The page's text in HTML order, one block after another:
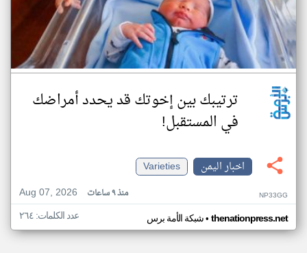
ترتيبك بين إخوتك قد يحدد أمراضك
في المستقبل!
اخبار اليمن
Varieties
Aug 07, 2026
منذ ٩ ساعات NP33GG
شبكة الأمة برس• thenationpress.net عدد الكلمات: ٢٦٤